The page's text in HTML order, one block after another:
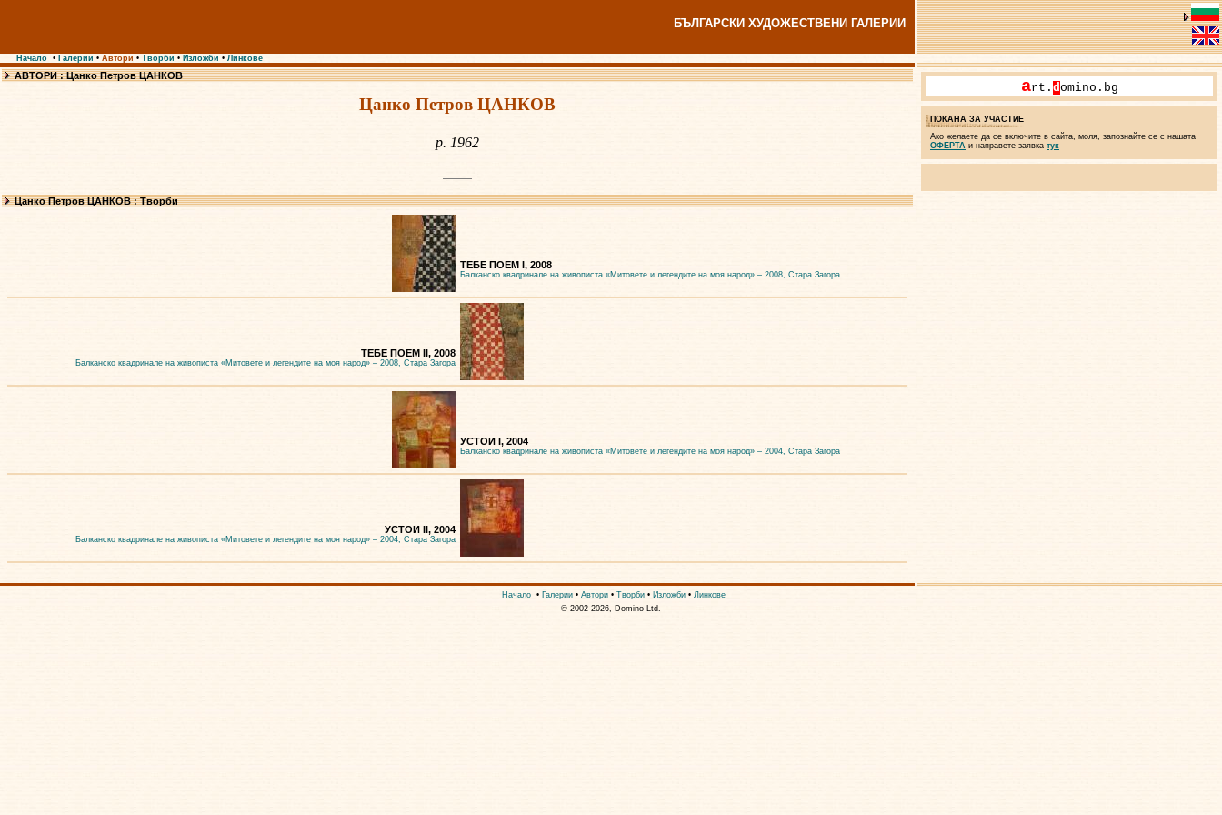
БЪЛГАРСКИ ХУДОЖЕСТВЕНИ ГАЛЕРИИ
Начало • Галерии • Автори • Творби • Изложби • Линкове
АВТОРИ : Цанко Петров ЦАНКОВ
Цанко Петров ЦАНКОВ
р. 1962
Цанко Петров ЦАНКОВ : Творби
ТЕБЕ ПОЕМ I, 2008
Балканско квадринале на живописта «Митовете и легендите на моя народ» – 2008, Стара Загора
ТЕБЕ ПОЕМ II, 2008
Балканско квадринале на живописта «Митовете и легендите на моя народ» – 2008, Стара Загора
УСТОИ I, 2004
Балканско квадринале на живописта «Митовете и легендите на моя народ» – 2004, Стара Загора
УСТОИ II, 2004
Балканско квадринале на живописта «Митовете и легендите на моя народ» – 2004, Стара Загора
art. domino.bg
ПОКАНА ЗА УЧАСТИЕ
Ако желаете да се включите в сайта, моля, запознайте се с нашата
ОФЕРТА и направете заявка тук
Начало • Галерии • Автори • Творби • Изложби • Линкове
© 2002-2026, Domino Ltd.